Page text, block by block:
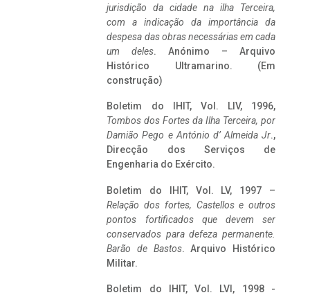
jurisdição da cidade na ilha Terceira,
com a indicação da importância da
despesa das obras necessárias em cada
um deles. Anónimo – Arquivo
Histórico Ultramarino. (Em
construção)
Boletim do IHIT, Vol. LIV, 1996,
Tombos dos Fortes da Ilha Terceira, por
Damião Pego e António d’ Almeida Jr.,
Direcção dos Serviços de
Engenharia do Exército.
Boletim do IHIT, Vol. LV, 1997 –
Relação dos fortes, Castellos e outros
pontos fortificados que devem ser
conservados para defeza permanente.
Barão de Bastos. Arquivo Histórico
Militar.
Boletim do IHIT, Vol. LVI, 1998 -